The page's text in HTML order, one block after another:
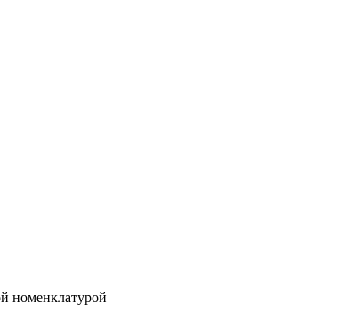
номенклатурой